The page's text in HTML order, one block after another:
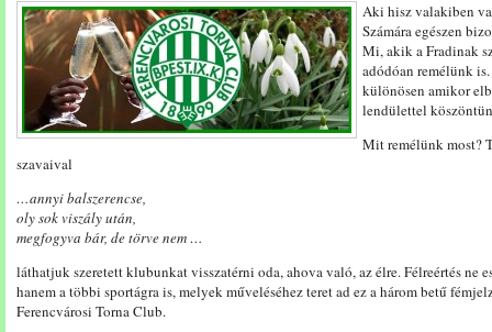
Aki hisz valakiben
Számára egészen
Mi, akik a Fradinak
adódóan remélünk
különösen amikor
lendülettel
Mit remélünk most?
szavaival
…annyi balszerencse,
oly sok viszály után,
megfogyva bár, de törve nem …
láthatjuk szeretett klubunkat visszatérni oda, ahova való, az élre. Félreértés ne
hanem a többi sportágra is, melyek műveléséhez teret ad ez a három betű
Ferencvárosi Torna Club.